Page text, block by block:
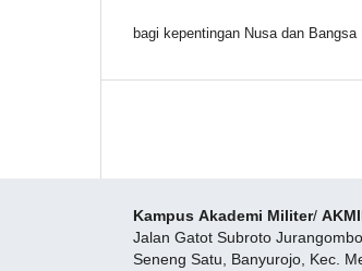
bagi kepentingan Nusa dan Bangsa
Kampus Akademi Militer/
Jalan Gatot Subroto
Seneng Satu, Banyurojo, Kec.